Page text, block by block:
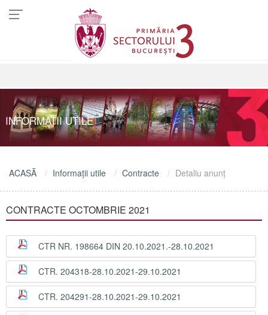
INFORMAŢII UTILE
ACASĂ Informaţii utile Contracte Detaliu anunţ
CONTRACTE OCTOMBRIE 2021
CTR NR. 198664 DIN 20.10.2021.-28.10.2021
CTR. 204318-28.10.2021-29.10.2021
CTR. 204291-28.10.2021-29.10.2021